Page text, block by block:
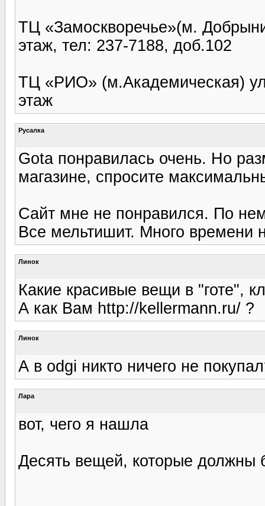
ТЦ «Замоскворечье»(м.
этаж, тел: 237-7188, доб.102
ТЦ «РИО» (м.Академическая)
этаж
Русалка
Gota понравилась очень. Но
магазине, спросите
Сайт мне не понравился. По
Все мельтишит. Много времени
Линок
Какие красивые вещи в "готе",
А как Вам http://kellermann.ru/ ?
Линок
А в odgi никто ничего не
Лара
вот, чего я нашла
Десять вещей, которые